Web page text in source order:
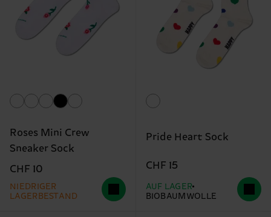
Roses Mini Crew
Sneaker Sock
CHF 10
NIEDRIGER
LAGERBESTAND
Pride Heart Sock
CHF 15
AUF LAGER
BIOBAUMWOLLE